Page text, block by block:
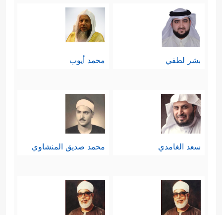
بشر لطفي محمد أيوب
سعد الغامدي محمد صديق المنشاوي